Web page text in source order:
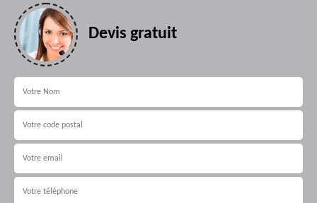
Devis gratuit